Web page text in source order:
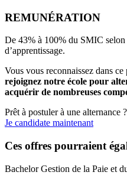
REMUNÉRATION
De 43% à 100% du SMIC
d’apprentissage.
Vous vous reconnaissez dans ce
rejoignez notre école pour
acquérir de nombreuses
Prêt à postuler à une alternance ?
Je candidate maintenant
Ces offres pourraient
Bachelor Gestion de la Paie et